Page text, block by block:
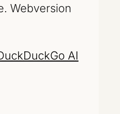
Webversion
AI